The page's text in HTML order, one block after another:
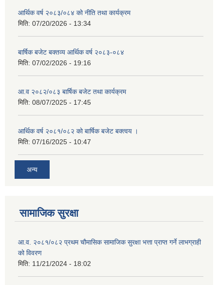
आर्थिक वर्ष २०८३/०८४ को नीति तथा कार्यक्रम
मिति: 07/20/2026 - 13:34
बार्षिक बजेट बक्तव्य आर्थिक वर्ष २०८३-०८४
मिति: 07/02/2026 - 19:16
आ.व २०८२/०८३ बार्षिक बजेट तथा कार्यक्रम
मिति: 08/07/2025 - 17:45
आर्थिक वर्ष २०८१/०८२ को बार्षिक बजेट बक्त्वय ।
मिति: 07/16/2025 - 10:47
अन्य
सामाजिक सुरक्षा
आ.व. २०८१/०८२ प्रथम चौमासिक सामाजिक सुरक्षा भत्ता प्राप्त गर्ने लाभग्राही
को विवरण
मिति: 11/21/2024 - 18:02